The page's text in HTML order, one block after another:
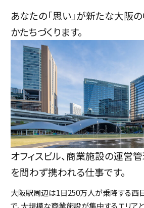
あなたの「思い」が新たな大阪の
かたちづくります。
オフィスビル、商業施設の運営
を問わず携われる仕事です。
大阪駅周辺は1日250万人が乗降する西
で、大規模な商業施設が集中するエリアと